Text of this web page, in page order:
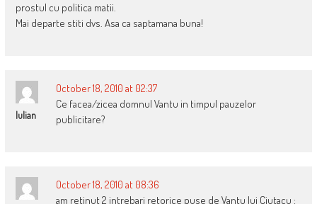
prostul cu politica matii.
Mai departe stiti dvs. Asa ca saptamana buna!
Iulian
October 18, 2010 at 02:37
Ce facea/zicea domnul Vantu in timpul pauzelor
publicitare?
October 18, 2010 at 08:36
am retinut 2 intrebari retorice puse de Vantu lui Ciutacu :